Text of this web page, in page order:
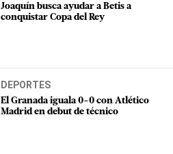
Joaquín busca ayudar a Betis a
conquistar Copa del Rey
DEPORTES
El Granada iguala 0-0 con Atlético
Madrid en debut de técnico